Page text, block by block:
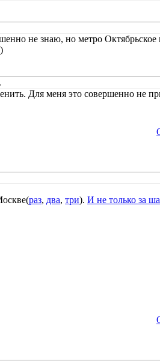
не знаю, но метро Октябрьское
Для меня это совершенно не
раз, два, три). И не только за